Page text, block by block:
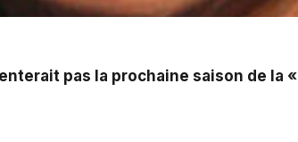
pas la prochaine saison de la «